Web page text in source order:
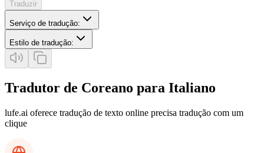
Traduzir
Serviço de tradução:
Estilo de tradução:
Tradutor de Coreano para Italiano
lufe.ai oferece tradução de texto online precisa tradução com um
clique